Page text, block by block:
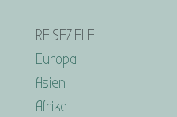
REISEZIELE
Europa
Asien
Afrika